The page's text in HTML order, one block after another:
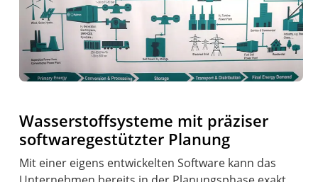
Wasserstoffsysteme mit präziser
softwaregestützter Planung
Mit einer eigens entwickelten Software kann das